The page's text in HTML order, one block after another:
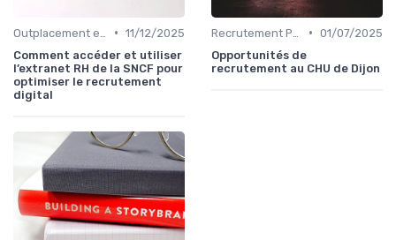
• 11/12/2025
Comment accéder et utiliser
l’extranet RH de la SNCF pour
optimiser le recrutement
digital
• 01/07/2025
Opportunités de
recrutement au CHU de Dijon